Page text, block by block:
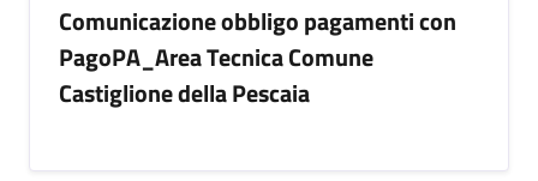
Comunicazione obbligo pagamenti con
PagoPA_Area Tecnica Comune
Castiglione della Pescaia